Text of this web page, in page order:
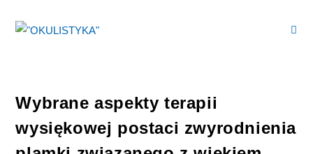
Wybrane aspekty terapii
wysiękowej postaci zwyrodnienia